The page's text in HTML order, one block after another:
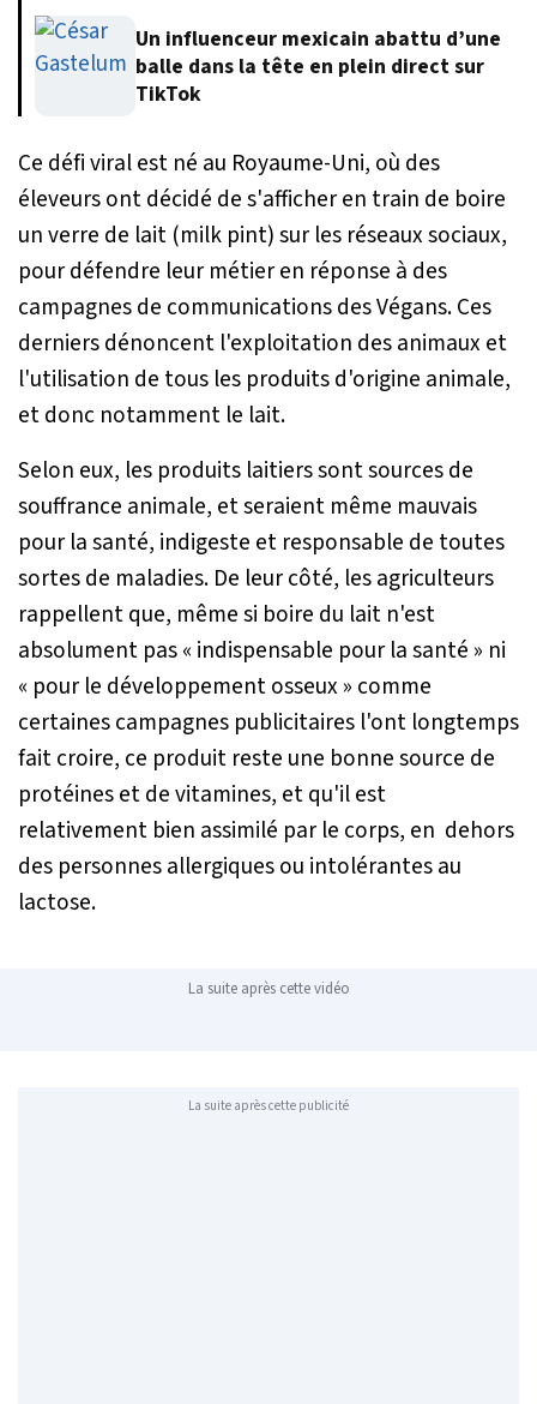
Un influenceur mexicain abattu d’une
balle dans la tête en plein direct sur
TikTok
Ce défi viral est né au Royaume-Uni, où des
éleveurs ont décidé de s'afficher en train de boire
un verre de lait (milk pint) sur les réseaux sociaux,
pour défendre leur métier en réponse à des
campagnes de communications des Végans. Ces
derniers dénoncent l'exploitation des animaux et
l'utilisation de tous les produits d'origine animale,
et donc notamment le lait.
Selon eux, les produits laitiers sont sources de
souffrance animale, et seraient même mauvais
pour la santé, indigeste et responsable de toutes
sortes de maladies. De leur côté, les agriculteurs
rappellent que, même si boire du lait n'est
absolument pas « indispensable pour la santé » ni
« pour le développement osseux » comme
certaines campagnes publicitaires l'ont longtemps
fait croire, ce produit reste une bonne source de
protéines et de vitamines, et qu'il est
relativement bien assimilé par le corps, en dehors
des personnes allergiques ou intolérantes au
lactose.
La suite après cette vidéo
La suite après cette publicité